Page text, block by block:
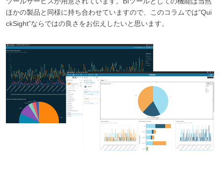
ほかの製品と同様に持ち合わせていますので、このコラムでは”Qui
ckSight”ならではの良さをお伝えしたいと思います。